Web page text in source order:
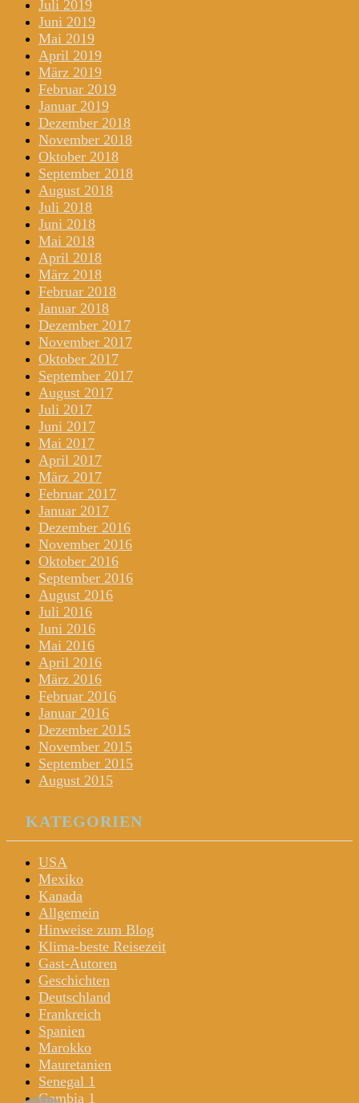
Juli 2019
Juni 2019
Mai 2019
April 2019
März 2019
Februar 2019
Januar 2019
Dezember 2018
November 2018
Oktober 2018
September 2018
August 2018
Juli 2018
Juni 2018
Mai 2018
April 2018
März 2018
Februar 2018
Januar 2018
Dezember 2017
November 2017
Oktober 2017
September 2017
August 2017
Juli 2017
Juni 2017
Mai 2017
April 2017
März 2017
Februar 2017
Januar 2017
Dezember 2016
November 2016
Oktober 2016
September 2016
August 2016
Juli 2016
Juni 2016
Mai 2016
April 2016
März 2016
Februar 2016
Januar 2016
Dezember 2015
November 2015
September 2015
August 2015
KATEGORIEN
USA
Mexiko
Kanada
Allgemein
Hinweise zum Blog
Klima-beste Reisezeit
Gast-Autoren
Geschichten
Deutschland
Frankreich
Spanien
Marokko
Mauretanien
Senegal 1
Gambia 1